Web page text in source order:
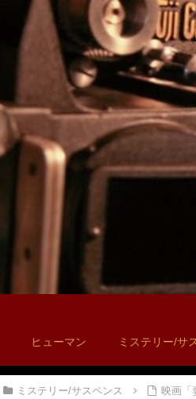
ヒューマン ミステリー/サ
ミステリー/サスペンス 映画「